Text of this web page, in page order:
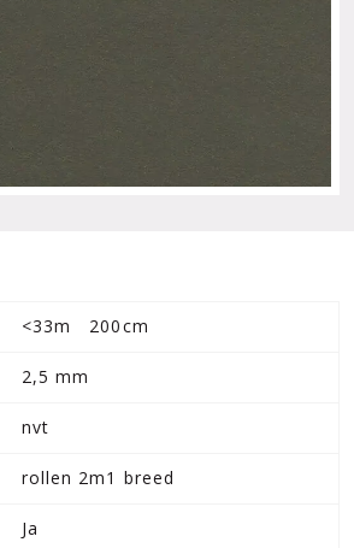
<33m 200cm
2,5 mm
nvt
rollen 2m1 breed
Ja